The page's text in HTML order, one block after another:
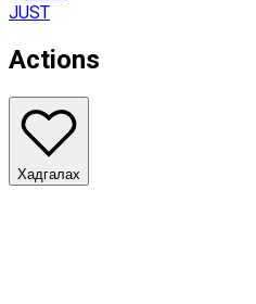
JUST
Actions
Хадгалах